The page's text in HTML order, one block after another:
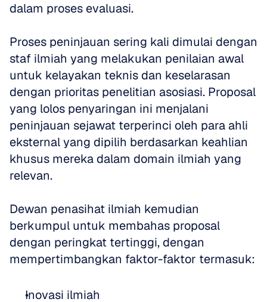
dalam proses evaluasi.
Proses peninjauan sering kali dimulai dengan
staf ilmiah yang melakukan penilaian awal
untuk kelayakan teknis dan keselarasan
dengan prioritas penelitian asosiasi. Proposal
yang lolos penyaringan ini menjalani
peninjauan sejawat terperinci oleh para ahli
eksternal yang dipilih berdasarkan keahlian
khusus mereka dalam domain ilmiah yang
relevan.
Dewan penasihat ilmiah kemudian
berkumpul untuk membahas proposal
dengan peringkat tertinggi, dengan
Inovasi ilmiah